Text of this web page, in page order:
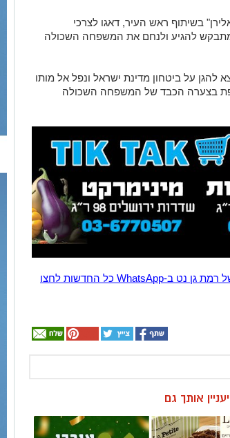
בשיתוף ראש העיר, דאגו לצרכי
להגיע ולנחם את המשפחה השכולה
ז"ל, בן 25 במותו, יצא להגן על ביטחון מדינת ישראל ונפל אל מותו
בצערה הכבד של המשפחה השכולה
הצטרפו לקבוצת החדשות השקטה של רמת גן נט ב-WhatsApp כל החדשות לחצו
אותך גם